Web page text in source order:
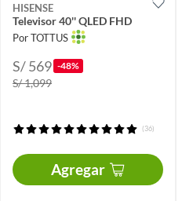
HISENSE
Televisor 40'' QLED FHD
Por TOTTUS
S/ 569 -48%
S/ 1,099
(36)
Agregar